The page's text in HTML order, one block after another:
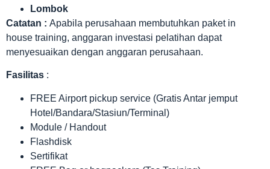
Lombok
Catatan : Apabila perusahaan membutuhkan paket in
house training, anggaran investasi pelatihan dapat
menyesuaikan dengan anggaran perusahaan.
Fasilitas :
FREE Airport pickup service (Gratis Antar jemput
Hotel/Bandara/Stasiun/Terminal)
Module / Handout
Flashdisk
Sertifikat